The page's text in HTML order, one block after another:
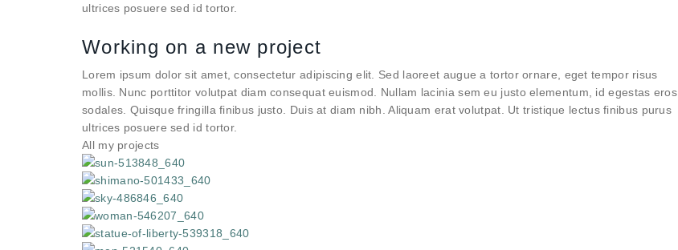
ultrices posuere sed id tortor.
Working on a new project
Lorem ipsum dolor sit amet, consectetur adipiscing elit. Sed laoreet augue a tortor ornare, eget tempor risus
mollis. Nunc porttitor volutpat diam consequat euismod. Nullam lacinia sem eu justo elementum, id egestas eros
sodales. Quisque fringilla finibus justo. Duis at diam nibh. Aliquam erat volutpat. Ut tristique lectus finibus purus
ultrices posuere sed id tortor.
All my projects